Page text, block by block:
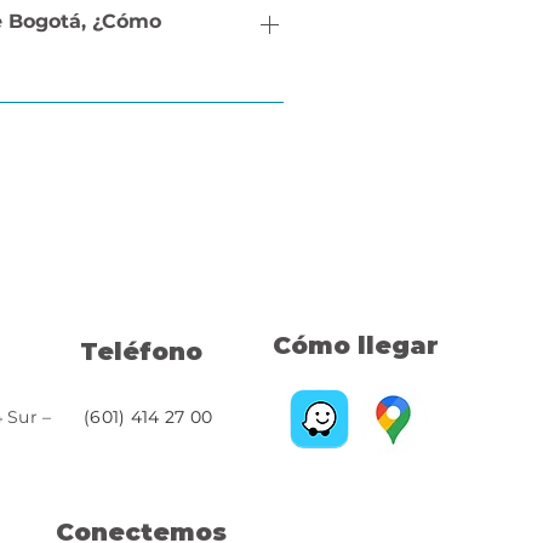
¿Cómo
nuestros horarios de atención
Teléfono Cómo llegar
Sur –
(601) 414 27 00
Conectemos